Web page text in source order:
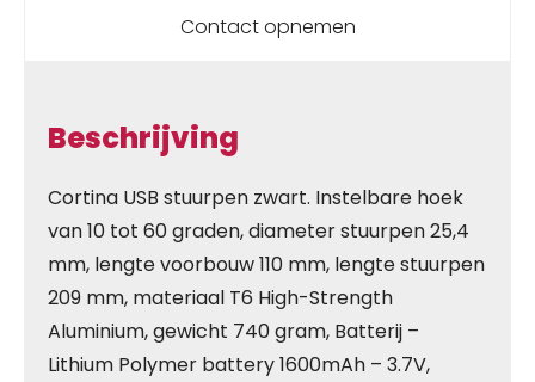
Contact opnemen
Beschrijving
Cortina USB stuurpen zwart. Instelbare hoek
van 10 tot 60 graden, diameter stuurpen 25,4
mm, lengte voorbouw 110 mm, lengte stuurpen
209 mm, materiaal T6 High-Strength
Aluminium, gewicht 740 gram, Batterij –
Lithium Polymer battery 1600mAh – 3.7V,